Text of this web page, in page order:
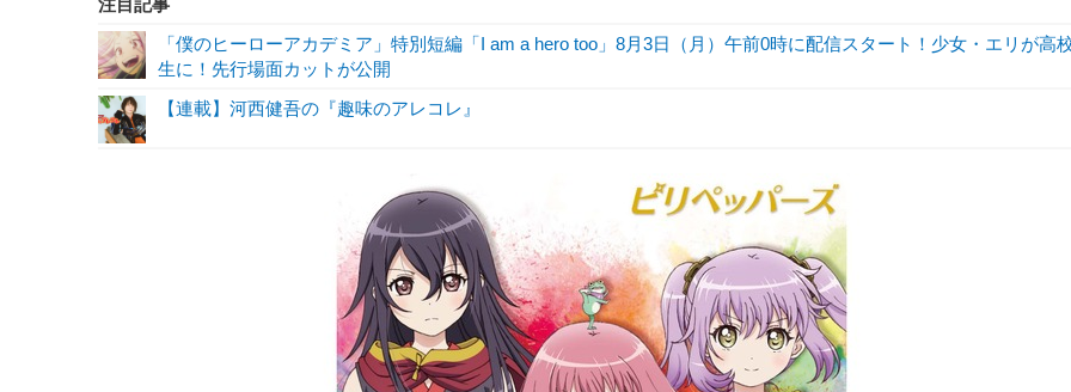
注目記事
「僕のヒーローアカデミア」特別短編「I am a hero too」8月3日（月）午前0時に配信スタート！少女・エリが高
生に！先行場面カットが公開
【連載】河西健吾の『趣味のアレコレ』